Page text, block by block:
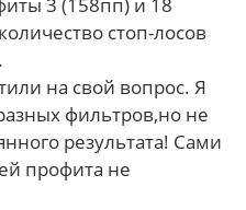
стоп-лосов
на свой вопрос. Я
фильтров,но не
результата! Сами
профита не